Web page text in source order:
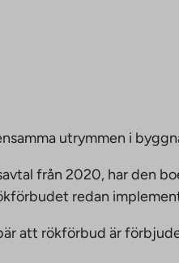
utrymmen i
från 2020, har den
redan
att rökförbud är